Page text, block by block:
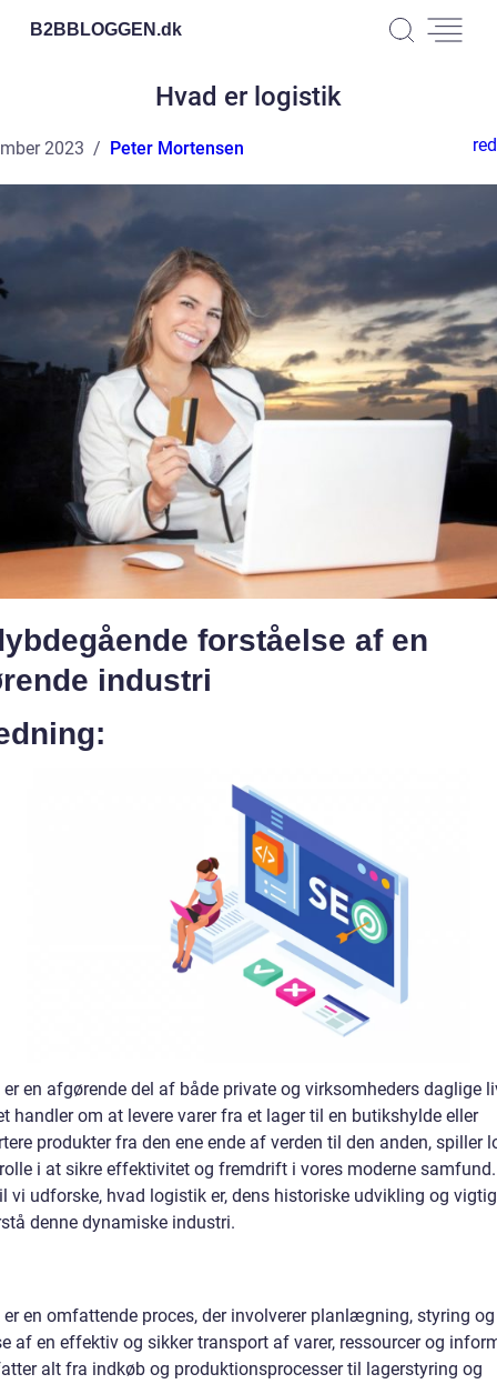
B2BBLOGGEN.dk
Hvad er logistik
2023 Peter Mortensen
forståelse af en
industri
en afgørende del af både private og virksomheders daglige
handler om at levere varer fra et lager til en butikshylde eller
produkter fra den ene ende af verden til den anden, spiller
i at sikre effektivitet og fremdrift i vores moderne
vi udforske, hvad logistik er, dens historiske udvikling og
denne dynamiske industri.
en omfattende proces, der involverer planlægning, styring og
af en effektiv og sikker transport af varer, ressourcer og
alt fra indkøb og produktionsprocesser til lagerstyring og